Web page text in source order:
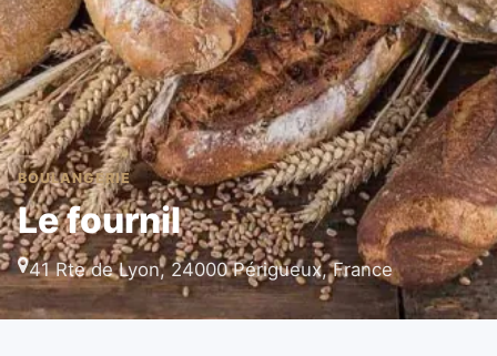
BOULANGERIE
Le fournil
41 Rte de Lyon, 24000 Périgueux, France